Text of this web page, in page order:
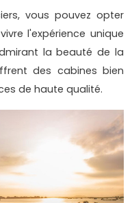
vous pouvez opter
l'expérience unique
la beauté de la
des cabines bien
de haute qualité.